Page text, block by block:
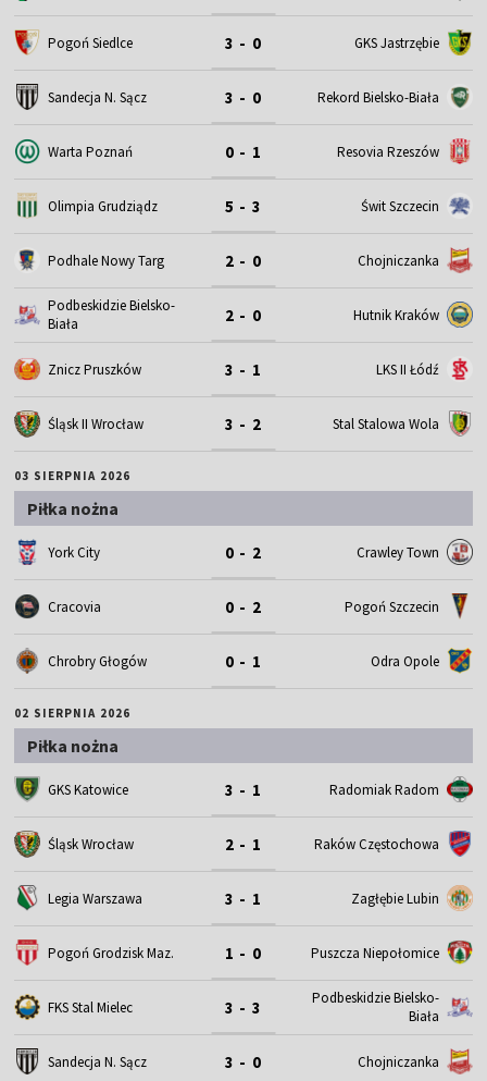
Pogoń Siedlce 3 - 0 GKS Jastrzębie
Sandecja N. Sącz 3 - 0 Rekord Bielsko-Biała
Warta Poznań 0 - 1 Resovia Rzeszów
Olimpia Grudziądz 5 - 3 Świt Szczecin
Podhale Nowy Targ 2 - 0 Chojniczanka
Podbeskidzie Bielsko-
Biała
2 - 0 Hutnik Kraków
Znicz Pruszków 3 - 1 LKS II Łódź
Śląsk II Wrocław 3 - 2 Stal Stalowa Wola
03 SIERPNIA 2026
Piłka nożna
York City 0 - 2 Crawley Town
Cracovia 0 - 2 Pogoń Szczecin
Chrobry Głogów 0 - 1 Odra Opole
02 SIERPNIA 2026
Piłka nożna
GKS Katowice 3 - 1 Radomiak Radom
Śląsk Wrocław 2 - 1 Raków Częstochowa
Legia Warszawa 3 - 1 Zagłębie Lubin
Pogoń Grodzisk Maz. 1 - 0 Puszcza Niepołomice
FKS Stal Mielec 3 - 3
Podbeskidzie Bielsko-
Biała
Sandecja N. Sącz 3 - 0 Chojniczanka